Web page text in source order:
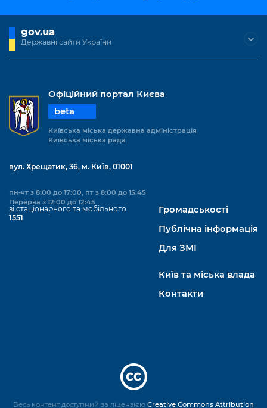
gov.ua
Державні сайти України
Офіційний портал Києва
beta
Київська міська державна адміністрація
Київська міська рада
вул. Хрещатик, 36, м. Київ, 01001
пн-чт з 8:00 до 17:00, пт з 8:00 до 15:45
Перерва з 12:00 до 12:45
зі стаціонарного та мобільного
1551
Громадськості
Публічна інформація
Для ЗМІ
Київ та міська влада
Контакти
Весь контент доступний за ліцензією Creative Commons Attribution